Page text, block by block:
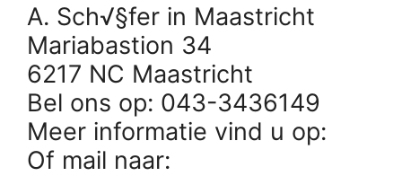
A. Sch√§fer in Maastricht
Mariabastion 34
6217 NC Maastricht
Bel ons op: 043-3436149
Meer informatie vind u op:
Of mail naar: